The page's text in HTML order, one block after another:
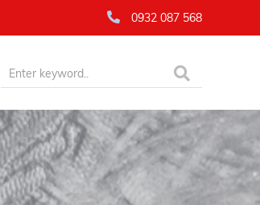
0932 087 568